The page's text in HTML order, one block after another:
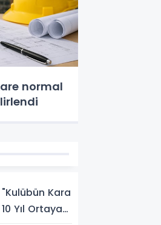
normal
Kara
Yıl Ortaya